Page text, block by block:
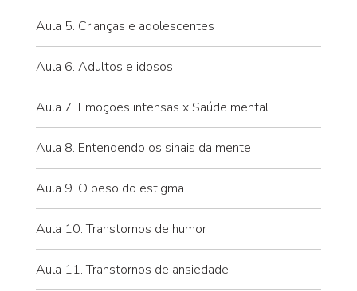
Aula 5. Crianças e adolescentes
Aula 6. Adultos e idosos
Aula 7. Emoções intensas x Saúde mental
Aula 8. Entendendo os sinais da mente
Aula 9. O peso do estigma
Aula 10. Transtornos de humor
Aula 11. Transtornos de ansiedade